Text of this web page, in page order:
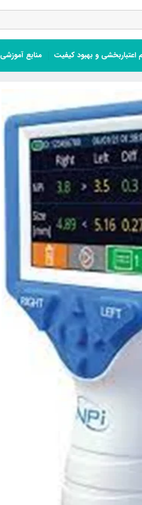
اعتباربخشی و بهبود کیفیت منابع آموزشی